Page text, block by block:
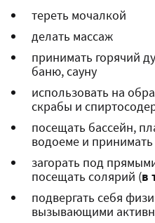
тереть мочалкой
делать массаж
принимать горячий
баню, сауну
использовать на
скрабы и
посещать бассейн,
водоеме и
загорать под
посещать солярий (в
подвергать себя
вызывающими